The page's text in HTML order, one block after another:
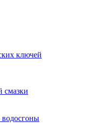
ключей
смазки
водосгоны